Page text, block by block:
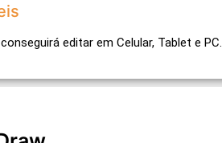
editar em Celular, Tablet e PC.